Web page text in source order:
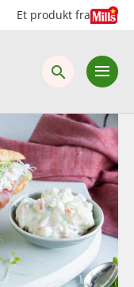
Et produkt fra